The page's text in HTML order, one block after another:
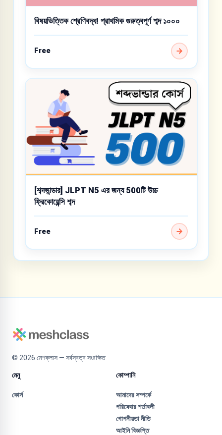
বিষয়ভিত্তিক শ্রেণিবদ্ধ! প্রাথমিক গুরুত্বপূর্ণ শব্দ ১০০০
Free
[শব্দভান্ডার] JLPT N5 এর জন্য 500টি উচ্চ
ফ্রিকোয়েন্সি শব্দ
Free
© 2026 মেশক্লাস — সর্বস্বত্ব সংরক্ষিত
মেনু
কোর্স
কোম্পানি
আমাদের সম্পর্কে
পরিষেবার শর্তাবলী
গোপনীয়তা নীতি
আইনি বিজ্ঞপ্তি